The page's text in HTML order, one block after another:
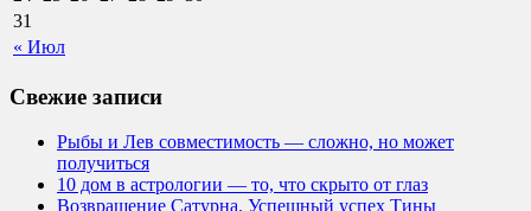
« Июл
31
Свежие записи
Рыбы и Лев совместимость — сложно, но может
получиться
10 дом в астрологии — то, что скрыто от глаз
Возвращение Сатурна. Успешный успех Тины